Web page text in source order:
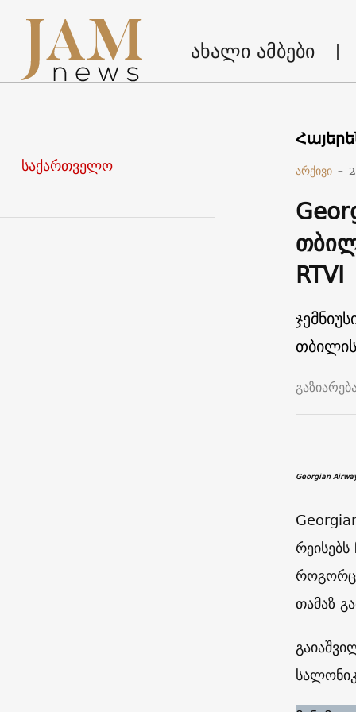
ახალი ამბები
საქართველო არქივი -
RTVI
Georgian
როგორც
თამაზ